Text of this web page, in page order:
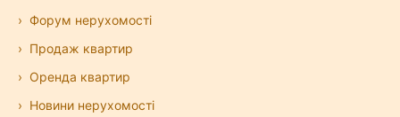
Форум нерухомості
Продаж квартир
Оренда квартир
Новини нерухомості